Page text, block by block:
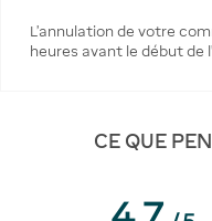
L’annulation de votre
heures avant le début de
CE QUE